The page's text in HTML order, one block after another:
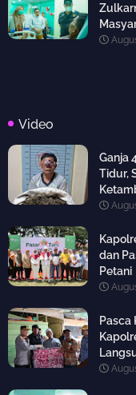
Video
Ganja
Tidur,
dan
Petani
Pasca